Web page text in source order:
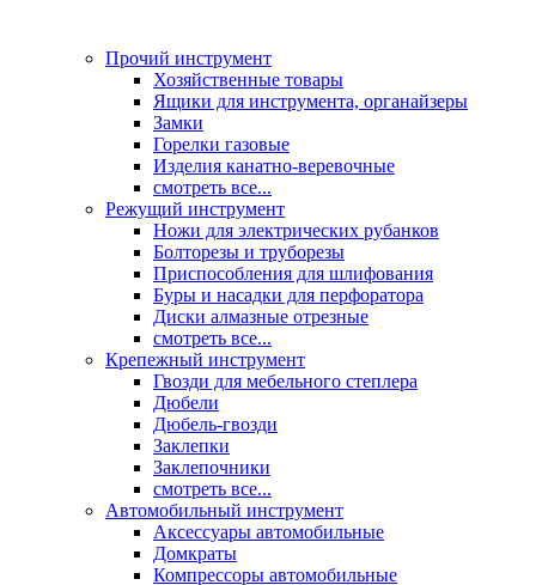
Прочий инструмент
Хозяйственные товары
Ящики для инструмента, органайзеры
Замки
Горелки газовые
Изделия канатно-веревочные
смотреть все...
Режущий инструмент
Ножи для электрических рубанков
Болторезы и труборезы
Приспособления для шлифования
Буры и насадки для перфоратора
Диски алмазные отрезные
смотреть все...
Крепежный инструмент
Гвозди для мебельного степлера
Дюбели
Дюбель-гвозди
Заклепки
Заклепочники
смотреть все...
Автомобильный инструмент
Аксессуары автомобильные
Домкраты
Компрессоры автомобильные